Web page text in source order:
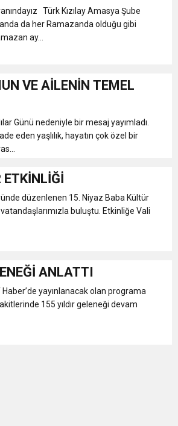
Türk Kızılay Amasya Şube
da her Ramazanda olduğu gibi
ay...
VE AİLENİN TEMEL
Günü nedeniyle bir mesaj yayımladı.
eden yaşlılık, hayatın çok özel bir
düzenlenen 15. Niyaz Baba Kültür
buluştu. Etkinliğe Vali
ANLATTI
yayınlanacak olan programa
155 yıldır geleneği devam